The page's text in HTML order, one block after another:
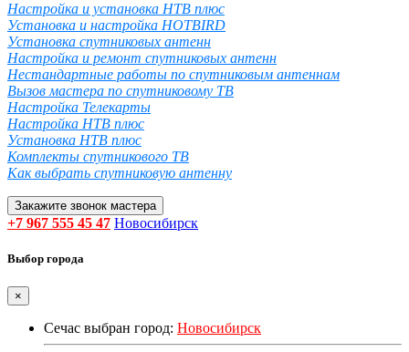
Настройка и установка НТВ плюс
Установка и настройка HOTBIRD
Установка спутниковых антенн
Настройка и ремонт спутниковых антенн
Нестандартные работы по спутниковым антеннам
Вызов мастера по спутниковому ТВ
Настройка Телекарты
Настройка НТВ плюс
Установка НТВ плюс
Комплекты спутникового ТВ
Как выбрать спутниковую антенну
Закажите звонок мастера
+7 967 555 45 47 Новосибирск
Выбор города
×
Сечас выбран город: Новосибирск